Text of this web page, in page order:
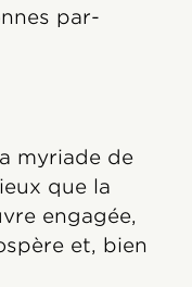
par-
myriade de
que la
engagée,
et, bien